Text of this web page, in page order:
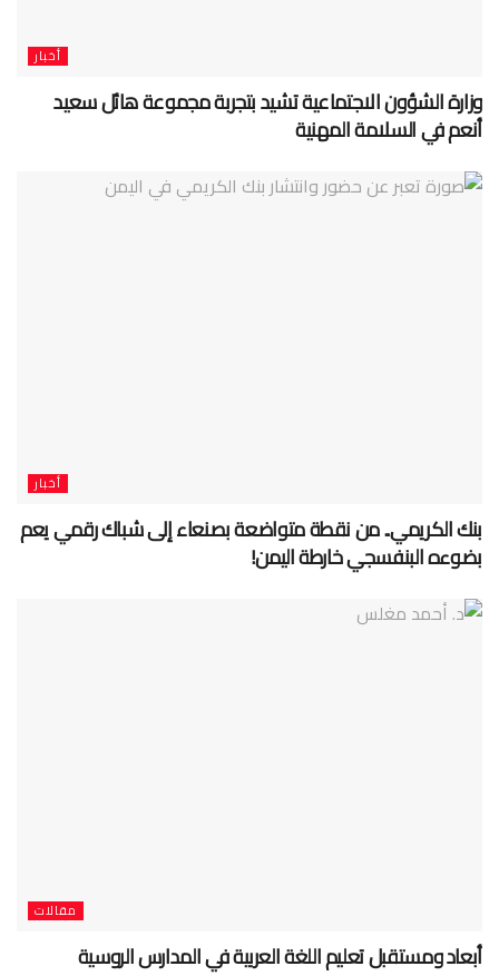
أخبار
وزارة الشؤون الاجتماعية تشيد بتجربة مجموعة هائل سعيد
أنعم في السلامة المهنية
أخبار
بنك الكريمي.. من نقطة متواضعة بصنعاء إلى شباك رقمي يعم
بضوءه البنفسجي خارطة اليمن!
مقالات
أبعاد ومستقبل تعليم اللغة العربية في المدارس الروسية